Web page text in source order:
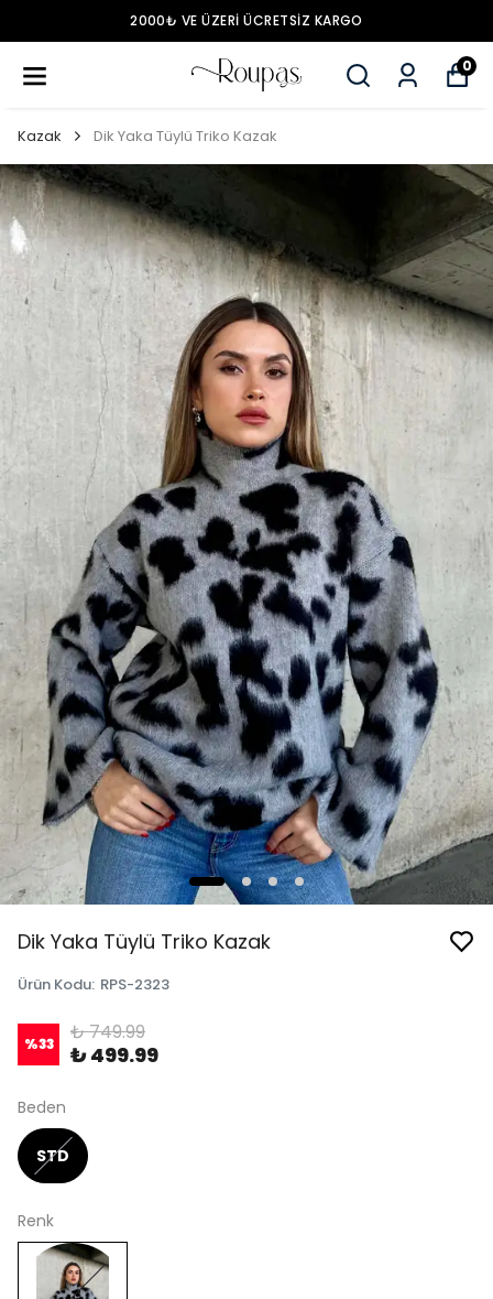
2000₺ VE ÜZERİ ÜCRETSİZ KARGO
0
Kazak Dik Yaka Tüylü Triko Kazak
Dik Yaka Tüylü Triko Kazak
Ürün Kodu: RPS-2323
%33 ₺ 749.99
₺ 499.99
Beden
STD
Renk